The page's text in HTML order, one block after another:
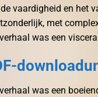
vaardigheid en het
met
was een
was een